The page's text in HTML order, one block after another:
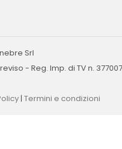
Srl
- Reg. Imp. di TV n.
| Termini e condizioni